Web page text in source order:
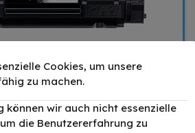
Cookies, um unsere
zu machen.
können wir auch nicht essenzielle
die Benutzererfahrung zu